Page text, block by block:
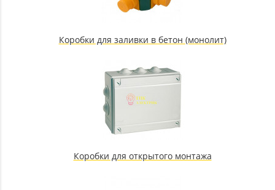
Коробки для заливки в бетон (монолит)
Коробки для открытого монтажа